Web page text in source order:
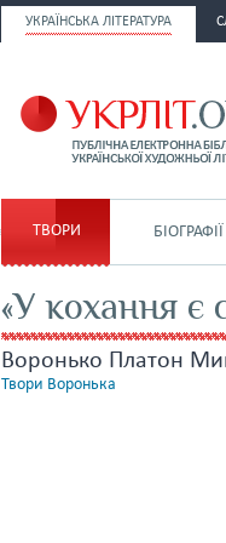
УКРАЇНСЬКА ЛІТЕРАТУРА
ТВОРИ БІОГРАФІЇ
«У кохання є
Воронько Платон
Твори Воронька